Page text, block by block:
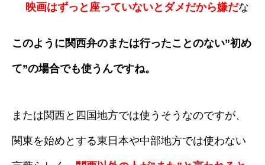
映画はずっと座っていないとダメだから嫌だな
このように関西弁のまたは行ったことのない”初め
て”の場合でも使うんですね。
または関西と四国地方では使うそうなのですが、
関東を始めとする東日本や中部地方では使わない